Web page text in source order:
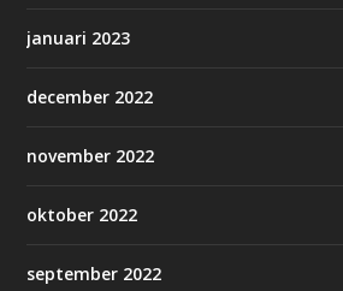
januari 2023
december 2022
november 2022
oktober 2022
september 2022